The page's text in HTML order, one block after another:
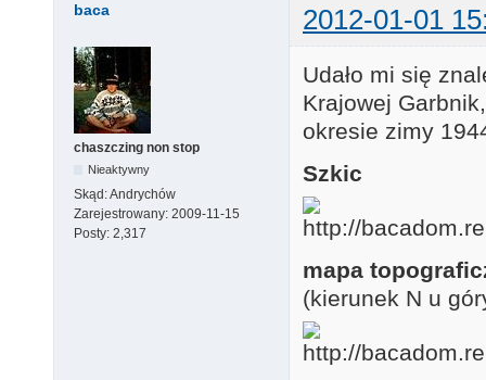
baca 2012-01-01
chaszczing non stop
Nieaktywny
Skąd:Andrychów
Zarejestrowany: 2009-11-15
Posty: 2,317
Udało mi się
Krajowej
okresie zimy
Szkic
mapa
(kierunek N u